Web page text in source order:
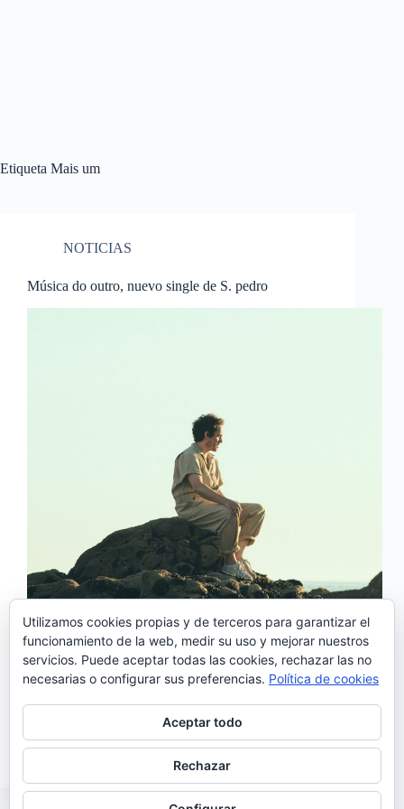
Etiqueta Mais um
NOTICIAS
Música do outro, nuevo single de S. pedro
‘Música do outro’ es el tercer tema que conocemos
del esperado segundo trabajo de S. Pedro y como los
dos anteriores: ‘Apanhar sol’ y ‘Passarinhos’, nos
encanta. Pegadizo, brillante y adictivo, este nuevo
avance hace más corta la espera hasta el…
Noemí Sánchez
08/09/2019
Utilizamos cookies propias y de terceros para garantizar el
funcionamiento de la web, medir su uso y mejorar nuestros
servicios. Puede aceptar todas las cookies, rechazar las no
necesarias o configurar sus preferencias. Política de cookies
Aceptar todo
Rechazar